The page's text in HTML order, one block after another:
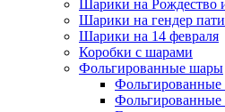
Шарики на Рождество
Шарики на гендер пати
Шарики на 14 февраля
Коробки с шарами
Фольгированные шары
Фольгированные
Фольгированные